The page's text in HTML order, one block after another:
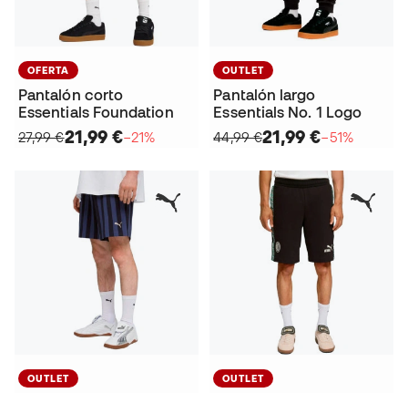
OFERTA
Pantalón corto
Essentials Foundation
27,99 €21,99 €−21%
OUTLET
Pantalón largo
Essentials No. 1 Logo
44,99 €21,99 €−51%
OUTLET OUTLET